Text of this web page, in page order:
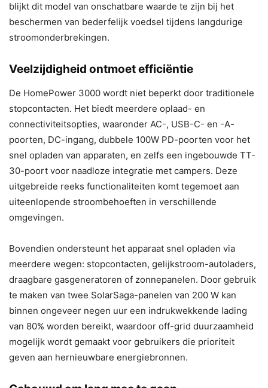
blijkt dit model van onschatbare waarde te zijn bij het
beschermen van bederfelijk voedsel tijdens langdurige
stroomonderbrekingen.
Veelzijdigheid ontmoet efficiëntie
De HomePower 3000 wordt niet beperkt door traditionele
stopcontacten. Het biedt meerdere oplaad- en
connectiviteitsopties, waaronder AC-, USB-C- en -A-
poorten, DC-ingang, dubbele 100W PD-poorten voor het
snel opladen van apparaten, en zelfs een ingebouwde TT-
30-poort voor naadloze integratie met campers. Deze
uitgebreide reeks functionaliteiten komt tegemoet aan
uiteenlopende stroombehoeften in verschillende
omgevingen.
Bovendien ondersteunt het apparaat snel opladen via
meerdere wegen: stopcontacten, gelijkstroom-autoladers,
draagbare gasgeneratoren of zonnepanelen. Door gebruik
te maken van twee SolarSaga-panelen van 200 W kan
binnen ongeveer negen uur een indrukwekkende lading
van 80% worden bereikt, waardoor off-grid duurzaamheid
mogelijk wordt gemaakt voor gebruikers die prioriteit
geven aan hernieuwbare energiebronnen.